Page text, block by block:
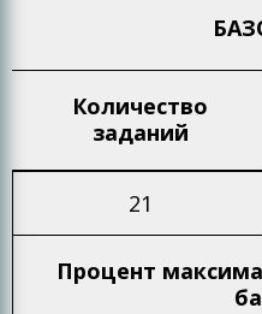
Количество
заданий
21
Процент